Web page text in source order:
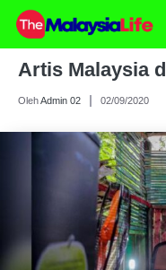
Skip
content
Artis Malaysia
OlehAdmin 02 02/09/2020